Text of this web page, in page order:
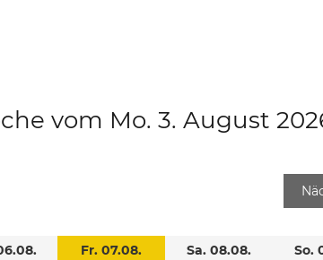
vom Mo. 3. August
Fr. 07.08. Sa. 08.08. So.